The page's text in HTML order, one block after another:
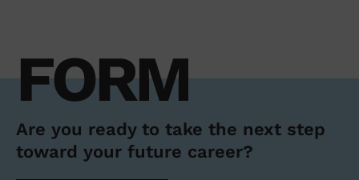
FORM
Are you ready to take the next step
toward your future career?